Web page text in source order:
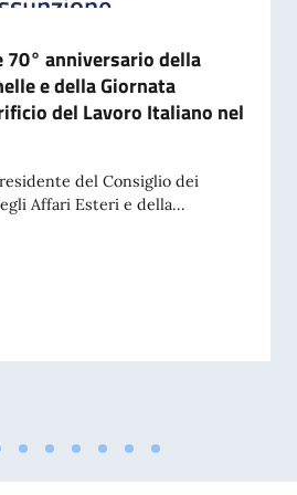
70° anniversario della
e della Giornata
del Lavoro Italiano nel
del Consiglio dei
Affari Esteri e della...
70° anniversario della tragedia di